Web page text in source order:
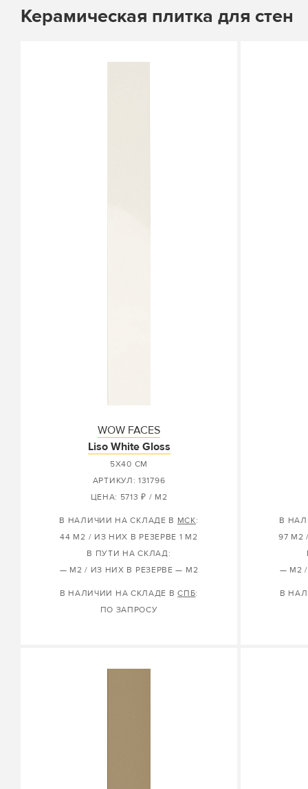
Керамическая плитка для стен
WOW FACES
Liso White Gloss
5X40 СМ
АРТИКУЛ: 131796
ЦЕНА: 5713 ₽ / М2
В НАЛИЧИИ НА СКЛАДЕ В МСК:
44 М2 / ИЗ НИХ В РЕЗЕРВЕ 1 М2
В ПУТИ НА СКЛАД:
— М2 / ИЗ НИХ В РЕЗЕРВЕ — М2
В НАЛИЧИИ НА СКЛАДЕ ВСПБ:
ПО ЗАПРОСУ
В
97 М2
— М2
В